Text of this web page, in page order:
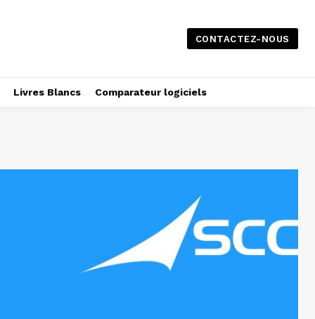
CONTACTEZ-NOUS
Livres Blancs Comparateur logiciels